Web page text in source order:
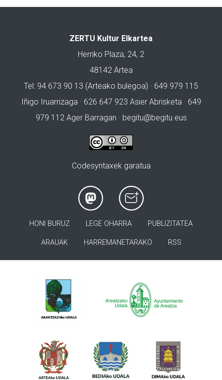
ZERTU Kultur Elkartea
Herriko Plaza, 24, 2
48142 Artea
Tel: 94 673 90 13 (Arteako bulegoa) · 649 979 115
Iñigo Iruarrizaga · 626 647 923 Asier Abrisketa · 649
979 112 Ager Barragan · begitu@begitu.eus
Codesyntaxek garatua
HONI BURUZ LEGE OHARRA PUBLIZITATEA
ARAUAK HARREMANETARAKO RSS